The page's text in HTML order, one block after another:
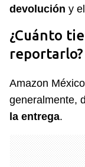
devolución y
¿Cuánto
reportarlo?
Amazon
generalmente,
la entrega.